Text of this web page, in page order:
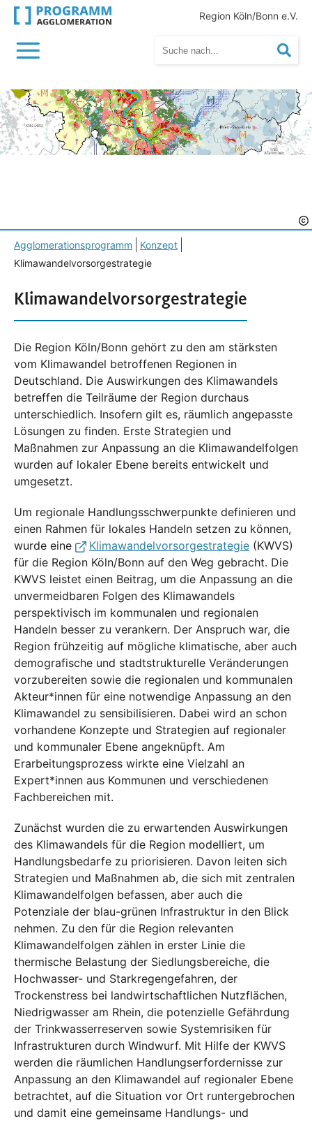
Region Köln/Bonn e.V.
Menü
Agglomerationsprogramm
Konzept
Klimawandelvorsorgestrategie
Klimawandelvorsorgestrategie
Die Region Köln/Bonn gehört zu den am stärksten
vom Klimawandel betroffenen Regionen in
Deutschland. Die Auswirkungen des Klimawandels
betreffen die Teilräume der Region durchaus
unterschiedlich. Insofern gilt es, räumlich angepasste
Lösungen zu finden. Erste Strategien und
Maßnahmen zur Anpassung an die Klimawandelfolgen
wurden auf lokaler Ebene bereits entwickelt und
umgesetzt.
Um regionale Handlungsschwerpunkte definieren und
einen Rahmen für lokales Handeln setzen zu können,
wurde eine
Klimawandelvorsorgestrategie (KWVS)
für die Region Köln/Bonn auf den Weg gebracht. Die
KWVS leistet einen Beitrag, um die Anpassung an die
unvermeidbaren Folgen des Klimawandels
perspektivisch im kommunalen und regionalen
Handeln besser zu verankern. Der Anspruch war, die
Region frühzeitig auf mögliche klimatische, aber auch
demografische und stadtstrukturelle Veränderungen
vorzubereiten sowie die regionalen und kommunalen
Akteur*innen für eine notwendige Anpassung an den
Klimawandel zu sensibilisieren. Dabei wird an schon
vorhandene Konzepte und Strategien auf regionaler
und kommunaler Ebene angeknüpft. Am
Erarbeitungsprozess wirkte eine Vielzahl an
Expert*innen aus Kommunen und verschiedenen
Fachbereichen mit.
Zunächst wurden die zu erwartenden Auswirkungen
des Klimawandels für die Region modelliert, um
Handlungsbedarfe zu priorisieren. Davon leiten sich
Strategien und Maßnahmen ab, die sich mit zentralen
Klimawandelfolgen befassen, aber auch die
Potenziale der blau-grünen Infrastruktur in den Blick
nehmen. Zu den für die Region relevanten
Klimawandelfolgen zählen in erster Linie die
thermische Belastung der Siedlungsbereiche, die
Hochwasser- und Starkregengefahren, der
Trockenstress bei landwirtschaftlichen Nutzflächen,
Niedrigwasser am Rhein, die potenzielle Gefährdung
der Trinkwasserreserven sowie Systemrisiken für
Infrastrukturen durch Windwurf. Mit Hilfe der KWVS
werden die räumlichen Handlungserfordernisse zur
Anpassung an den Klimawandel auf regionaler Ebene
betrachtet, auf die Situation vor Ort runtergebrochen
und damit eine gemeinsame Handlungs- und